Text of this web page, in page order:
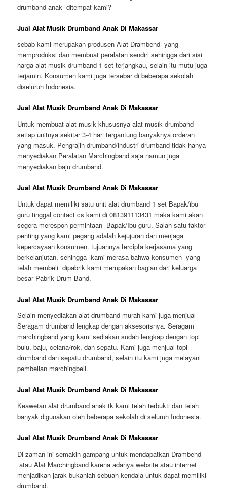
drumband anak ditempat kami?
Jual Alat Musik Drumband Anak Di Makassar
sebab kami merupakan produsen Alat Drambend yang
memproduksi dan membuat peralatan sendiri sehingga dari sisi
harga alat musik drumband 1 set terjangkau, selain itu mutu juga
terjamin. Konsumen kami juga tersebar di beberapa sekolah
diseluruh Indonesia.
Jual Alat Musik Drumband Anak Di Makassar
Untuk membuat alat musik khususnya alat musik drumband
setiap unitnya sekitar 3-4 hari tergantung banyaknya orderan
yang masuk. Pengrajin drumband/industri drumband tidak hanya
menyediakan Peralatan Marchingband saja namun juga
menyediakan baju drumband.
Jual Alat Musik Drumband Anak Di Makassar
Untuk dapat memiliki satu unit alat drumband 1 set Bapak/ibu
guru tinggal contact cs kami di 081391113431 maka kami akan
segera merespon permintaan Bapak/Ibu guru. Salah satu faktor
penting yang kami pegang adalah kejujuran dan menjaga
kepercayaan konsumen. tujuannya tercipta kerjasama yang
berkelanjutan, sehingga kami merasa bahwa konsumen yang
telah membeli dipabrik kami merupakan bagian dari keluarga
besar Pabrik Drum Band.
Jual Alat Musik Drumband Anak Di Makassar
Selain menyediakan alat drumband murah kami juga menjual
Seragam drumband lengkap dengan aksesorisnya. Seragam
marchingband yang kami sediakan sudah lengkap dengan topi
bulu, baju, celana/rok, dan sepatu. Kami juga menjual topi
drumband dan sepatu drumband, selain itu kami juga melayani
pembelian marchingbell.
Jual Alat Musik Drumband Anak Di Makassar
Keawetan alat drumband anak tk kami telah terbukti dan telah
banyak digunakan oleh beberapa sekolah di seluruh Indonesia.
Jual Alat Musik Drumband Anak Di Makassar
Di zaman ini semakin gampang untuk mendapatkan Drambend
atau Alat Marchingband karena adanya website atau internet
menjadikan jarak bukanlah sebuah kendala untuk dapat memiliki
drumband.